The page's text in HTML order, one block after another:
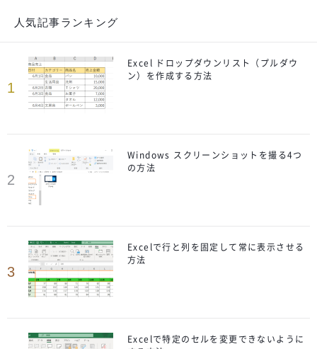
人気記事ランキング
1
Excel ドロップダウンリスト（プルダウ
ン）を作成する方法
2
Windows スクリーンショットを撮る4つ
の方法
3
Excelで行と列を固定して常に表示させる
方法
Excelで特定のセルを変更できないように